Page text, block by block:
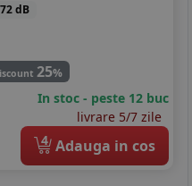
72 dB
25%
In stoc - peste 12 buc
livrare 5/7 zile
4 Adauga in cos